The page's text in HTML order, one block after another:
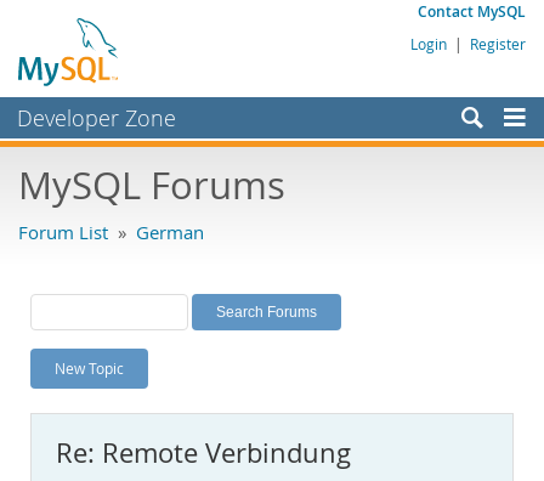
Contact MySQL
Login | Register
Developer Zone
Bugs
Labs
Planet MySQL
News and Events
MySQL.com
MySQL Forums
Forum List » German
New Topic
Re: Remote Verbindung